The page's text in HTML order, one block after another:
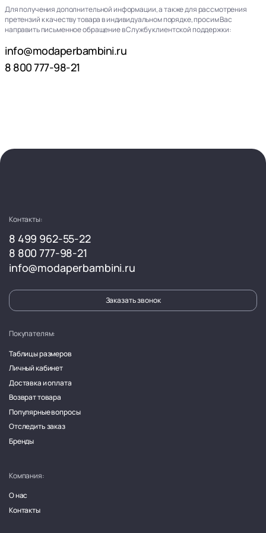
Для получения дополнительной информации, а также для рассмотрения
претензий к качеству товара в индивидуальном порядке, просим Вас
направить письменное обращение в Службу клиентской поддержки:
info@modaperbambini.ru
8 800 777-98-21
Контакты:
8 499 962-55-22
8 800 777-98-21
info@modaperbambini.ru
Заказать звонок
Покупателям:
Таблицы размеров
Личный кабинет
Доставка и оплата
Возврат товара
Популярные вопросы
Отследить заказ
Бренды
Компания:
О нас
Контакты